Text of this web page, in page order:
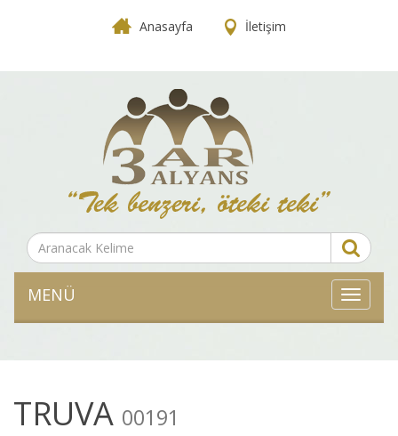
Anasayfa İletişim
MENÜ
MENÜ
TRUVA 00191